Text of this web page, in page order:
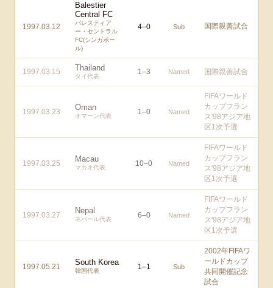
1997.03.12
Balestier
Central FC
バレスティア
ー・セントラル
FC(シンガポー
ル)
4–0 Sub 国際親善試合
1997.03.15 Thailand
タイ代表
1–3 Named 国際親善試合
1997.03.23 Oman
オマーン代表 1–0 Named
FIFAワールド
カップフラン
ス'98アジア地
区1次予選
1997.03.25 Macau
マカオ代表 10–0 Named
FIFAワールド
カップフラン
ス'98アジア地
区1次予選
1997.03.27 Nepal
ネパール代表 6–0 Named
FIFAワールド
カップフラン
ス'98アジア地
区1次予選
1997.05.21 South Korea
韓国代表 1–1 Sub
2002年FIFAワ
ールドカップ
共同開催記念
試合